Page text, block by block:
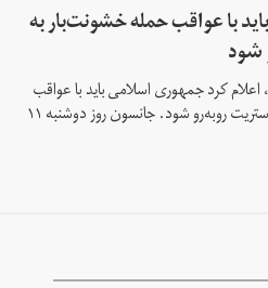
با عواقب حمله خشونت‌بار به
شود
کرد جمهوری اسلامی باید با عواقب
حمله «خشونت‌بار» به کشتی مرسر استریت روبه‌رو شود. جانسون روز دوشنبه ۱۱